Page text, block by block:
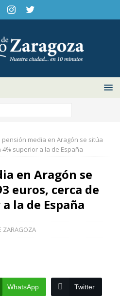
pensión media en Aragón se sitúa
4% superior a la de España
en Aragón se
euros, cerca de
la de España
ZARAGOZA
WhatsApp Twitter